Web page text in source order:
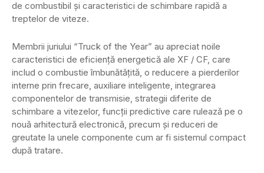
de combustibil și caracteristici de schimbare rapidă a
treptelor de viteze.
Membrii juriului “Truck of the Year” au apreciat noile
caracteristici de eficiență energetică ale XF / CF, care
includ o combustie îmbunătățită, o reducere a pierderilor
interne prin frecare, auxiliare inteligente, integrarea
componentelor de transmisie, strategii diferite de
schimbare a vitezelor, funcții predictive care rulează pe o
nouă arhitectură electronică, precum și reduceri de
greutate la unele componente cum ar fi sistemul compact
după tratare.